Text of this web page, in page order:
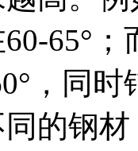
65°
，同
的钢